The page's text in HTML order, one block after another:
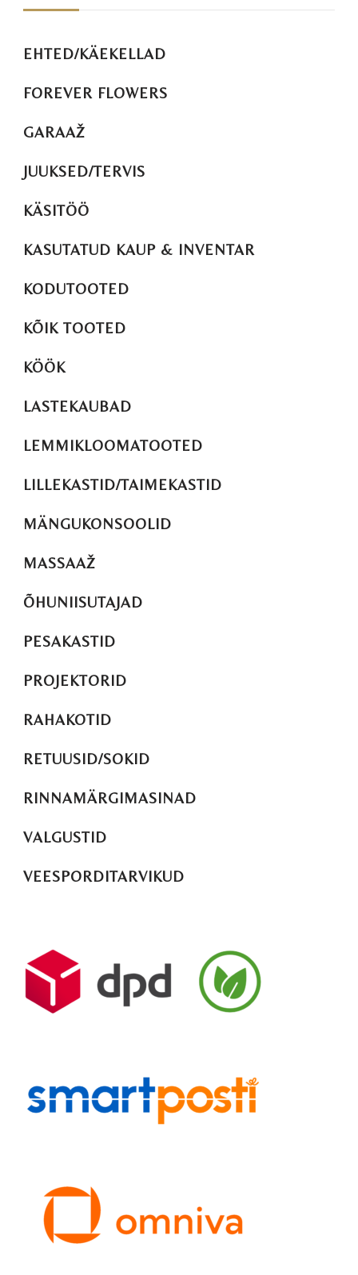
EHTED/KÄEKELLAD
FOREVER FLOWERS
GARAAŽ
JUUKSED/TERVIS
KÄSITÖÖ
KASUTATUD KAUP & INVENTAR
KODUTOOTED
KÕIK TOOTED
KÖÖK
LASTEKAUBAD
LEMMIKLOOMATOOTED
LILLEKASTID/TAIMEKASTID
MÄNGUKONSOOLID
MASSAAŽ
ÕHUNIISUTAJAD
PESAKASTID
PROJEKTORID
RAHAKOTID
RETUUSID/SOKID
RINNAMÄRGIMASINAD
VALGUSTID
VEESPORDITARVIKUD